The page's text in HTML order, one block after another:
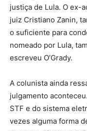
justiça de Lula. O ex-
juiz Cristiano Zanin,
o suficiente para
nomeado por Lula,
escreveu O’Grady.
A colunista ainda
julgamento
STF e do sistema
vezes alguma forma